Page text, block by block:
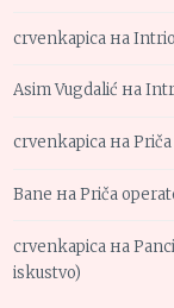
crvenkapica на
Asim Vugdalić на
crvenkapica на
Bane наPriča
crvenkapica на
iskustvo)